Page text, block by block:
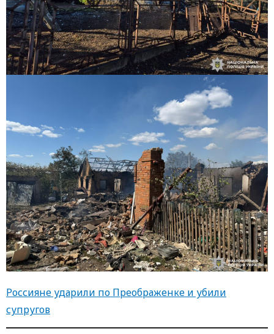
Россияне ударили по Преображенке и убили
супругов